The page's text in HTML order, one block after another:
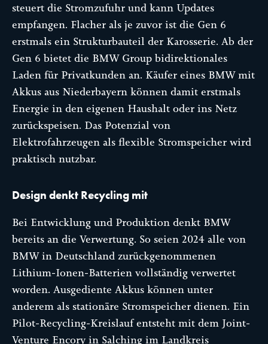
steuert die Stromzufuhr und kann Updates
empfangen. Flacher als je zuvor ist die Gen 6
erstmals ein Strukturbauteil der Karosserie. Ab der
Gen 6 bietet die BMW Group bidirektionales
Laden für Privatkunden an. Käufer eines BMW mit
Akkus aus Niederbayern können damit erstmals
Energie in den eigenen Haushalt oder ins Netz
zurückspeisen. Das Potenzial von
Elektrofahrzeugen als flexible Stromspeicher wird
praktisch nutzbar.
Design denkt Recycling mit
Bei Entwicklung und Produktion denkt BMW
bereits an die Verwertung. So seien 2024 alle von
BMW in Deutschland zurückgenommenen
Lithium-Ionen-Batterien vollständig verwertet
worden. Ausgediente Akkus können unter
anderem als stationäre Stromspeicher dienen. Ein
Pilot-Recycling-Kreislauf entsteht mit dem Joint-
Venture Encory in Salching im Landkreis